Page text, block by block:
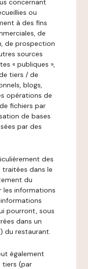
concernant
ou
à des fins
de
de prospection
sources
« publiques »,
tiers / de
blogs,
opérations de
fichiers par
de bases
par des
des
dans le
du
les informations
pourront, sous
dans un
du restaurant.
également
tiers (par